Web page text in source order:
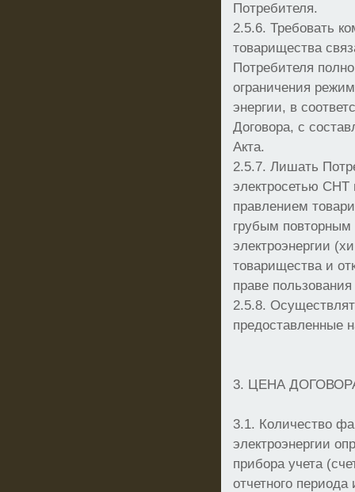
Потребителя.
2.5.6. Требовать
товарищества
Потребителя
ограничения
энергии, в
Договора, с
Акта.
2.5.7. Лишать
электросетью СНТ
правлением
грубым
электроэнергии
товарищества и
праве
2.5.8.
предоставленные
3. ЦЕНА
3.1. Количество
электроэнергии
прибора учета
отчетного